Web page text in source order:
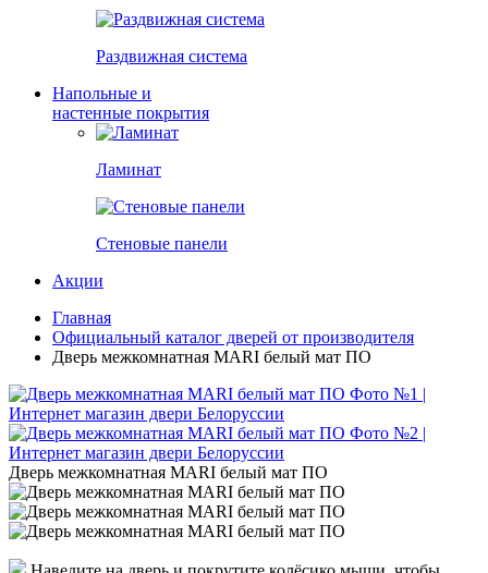
Раздвижная система
Напольные и
настенные покрытия
Ламинат
Стеновые панели
Акции
Главная
Официальный каталог дверей от производителя
Дверь межкомнатная MARI белый мат ПО
Дверь межкомнатная MARI белый мат ПО